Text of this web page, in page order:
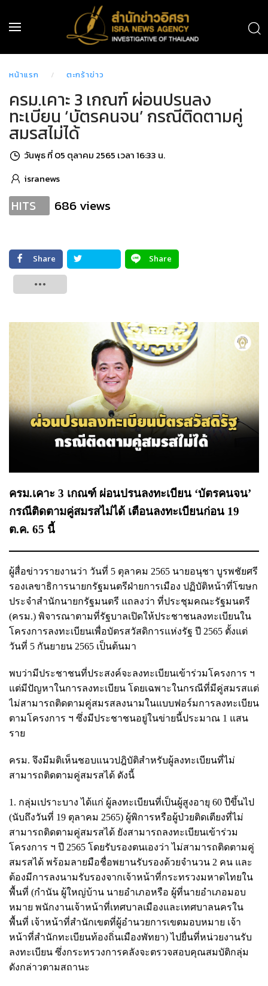
หน้าแรก ตะกร้าข่าว
ครม.เคาะ 3 เกณฑ์ ผ่อนปรนลง
ทะเบียน ‘บัตรคนจน’ กรณีติดตามคู่
สมรสไม่ได้
วันพุธ ที่ 05 ตุลาคม 2565 เวลา 16:33 น.
isranews
HITS 686 views
Share
Share
ครม.เคาะ 3 เกณฑ์ ผ่อนปรนลงทะเบียน ‘บัตรคนจน’
กรณีติดตามคู่สมรสไม่ได้ เตือนลงทะเบียนก่อน 19
ต.ค. 65 นี้
ผู้สื่อข่าวรายงานว่า วันที่ 5 ตุลาคม 2565 นายอนุชา บูรพชัยศรี
รองเลขาธิการนายกรัฐมนตรีฝ่ายการเมือง ปฏิบัติหน้าที่โฆษก
ประจำสำนักนายกรัฐมนตรี แถลงว่า ที่ประชุมคณะรัฐมนตรี
(ครม.) พิจารณาตามที่รัฐบาลเปิดให้ประชาชนลงทะเบียนใน
โครงการลงทะเบียนเพื่อบัตรสวัสดิการแห่งรัฐ ปี 2565 ตั้งแต่
วันที่ 5 กันยายน 2565 เป็นต้นมา
พบว่ามีประชาชนที่ประสงค์จะลงทะเบียนเข้าร่วมโครงการ ฯ
แต่มีปัญหาในการลงทะเบียน โดยเฉพาะในกรณีที่มีคู่สมรสแต่
ไม่สามารถติดตามคู่สมรสลงนามในแบบฟอร์มการลงทะเบียน
ตามโครงการ ฯ ซึ่งมีประชาชนอยู่ในข่ายนี้ประมาณ 1 แสน
ราย
ครม. จึงมีมติเห็นชอบแนวปฎิบัติสำหรับผู้ลงทะเบียนที่ไม่
สามารถติดตามคู่สมรสได้ ดังนี้
1. กลุ่มเปราะบาง ได้แก่ ผู้ลงทะเบียนที่เป็นผู้สูงอายุ 60 ปีขึ้นไป
(นับถึงวันที่ 19 ตุลาคม 2565) ผู้พิการหรือผู้ป่วยติดเตียงที่ไม่
สามารถติดตามคู่สมรสได้ ยังสามารถลงทะเบียนเข้าร่วม
โครงการ ฯ ปี 2565 โดยรับรองตนเองว่า ไม่สามารถติดตามคู่
สมรสได้ พร้อมลายมือชื่อพยานรับรองด้วยจำนวน 2 คน และ
ต้องมีการลงนามรับรองจากเจ้าหน้าที่กระทรวงมหาดไทยใน
พื้นที่ (กำนัน ผู้ใหญ่บ้าน นายอำเภอหรือ ผู้ที่นายอำเภอมอบ
หมาย พนักงานเจ้าหน้าที่เทศบาลเมืองและเทศบาลนครใน
พื้นที่ เจ้าหน้าที่สำนักเขตที่ผู้อำนวยการเขตมอบหมาย เจ้า
หน้าที่สำนักทะเบียนท้องถิ่นเมืองพัทยา) ไปยื่นที่หน่วยงานรับ
ลงทะเบียน ซึ่งกระทรวงการคลังจะตรวจสอบคุณสมบัติกลุ่ม
ดังกล่าวตามสถานะ